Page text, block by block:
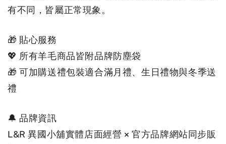
有不同，皆屬正常現象。
🎁 貼心服務
💖 所有羊毛商品皆附品牌防塵袋
🎁 可加購送禮包裝適合滿月禮、生日禮物與冬季送
禮
🔔 品牌資訊
L&R 異國小舖實體店面經營 × 官方品牌網站同步販